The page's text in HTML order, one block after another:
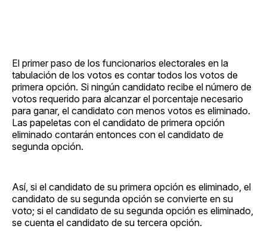
El primer paso de los funcionarios electorales en la
tabulación de los votos es contar todos los votos de
primera opción. Si ningún candidato recibe el número de
votos requerido para alcanzar el porcentaje necesario
para ganar, el candidato con menos votos es eliminado.
Las papeletas con el candidato de primera opción
eliminado contarán entonces con el candidato de
segunda opción.
Así, si el candidato de su primera opción es eliminado, el
candidato de su segunda opción se convierte en su
voto; si el candidato de su segunda opción es eliminado,
se cuenta el candidato de su tercera opción.